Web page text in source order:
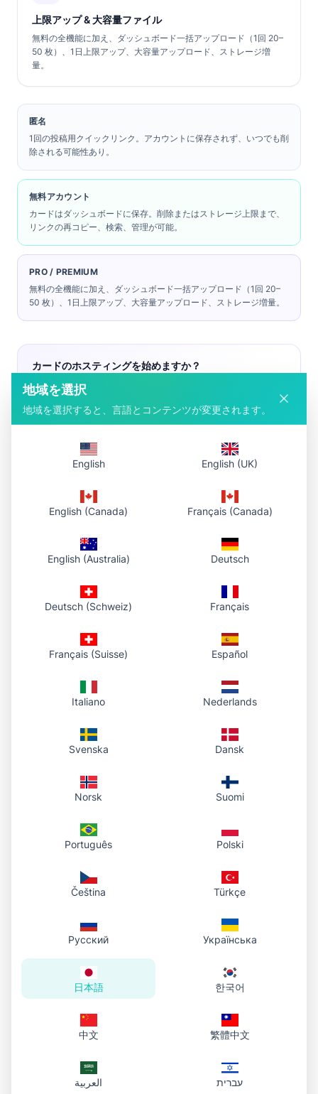
上限アップ & 大容量ファイル
無料の全機能に加え、ダッシュボード一括アップロード（1回 20–
50 枚）、1日上限アップ、大容量アップロード、ストレージ増
量。
匿名
1回の投稿用クイックリンク。アカウントに保存されず、いつでも削
除される可能性あり。
無料アカウント
カードはダッシュボードに保存。削除またはストレージ上限まで、
リンクの再コピー、検索、管理が可能。
PRO / PREMIUM
無料の全機能に加え、ダッシュボード一括アップロード（1回 20–
50 枚）、1日上限アップ、大容量アップロード、ストレージ増量。
カードのホスティングを始めますか？
無料アカウントはこのページでアップロードし、ダッシュボード
で管理。一括アップロードは Pro / Premium が必要。
無料アカウント作成
ログイン
アーティストがリンクを貼る場所
Art Fight はソーシャル主導のイベント。ホストしたリンクはプ
ロフィール更新や「このチームです」投稿と一緒に広がりま
公式 Art Fight キャラクタープロフィールに直
URL または HTML 埋め込みを貼り、チームメイ
チーム宣言時にプロフィールカードを共有 — ク
高速に読み込まれます。
Discord & アーティストサーバー
Art Fight Discord、サーバー紹介、作戦スレッド
Toyhouse & ポートフォリオ
Toyhouse、Carrd、フォーラム署名でも同じリン
クを使い、リファレンスをどこでも統一。
Art Fight アーティストが Photo To URL を
地域を選択
地域を選択すると、言語とコンテンツが変更されます。
English English (UK)
English (Canada) Français (Canada)
English (Australia) Deutsch
Deutsch (Schweiz) Français
Français (Suisse) Español
Italiano Nederlands
Svenska Dansk
Norsk Suomi
Português Polski
Čeština Türkçe
Русский Українська
日本語 한국어
中文 繁體中文
العربية עברית